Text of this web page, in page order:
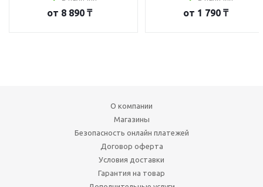
от 8 890 ₸ от 1 790 ₸
О компании
Магазины
Безопасность онлайн платежей
Договор оферта
Условия доставки
Гарантия на товар